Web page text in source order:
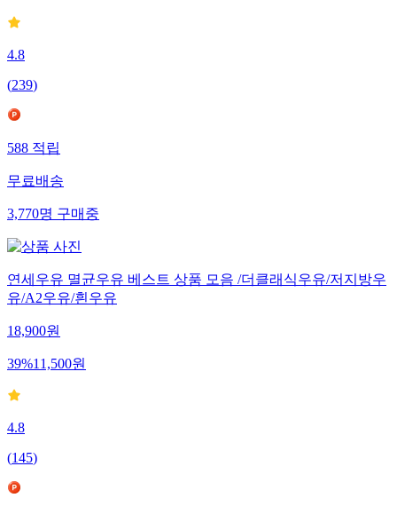
4.8
(239)
588 적립
무료배송
3,770명 구매중
연세우유 멸균우유 베스트 상품 모음 /더클래식우유/저지방우
유/A2우유/흰우유
18,900원
39%11,500원
4.8
(145)